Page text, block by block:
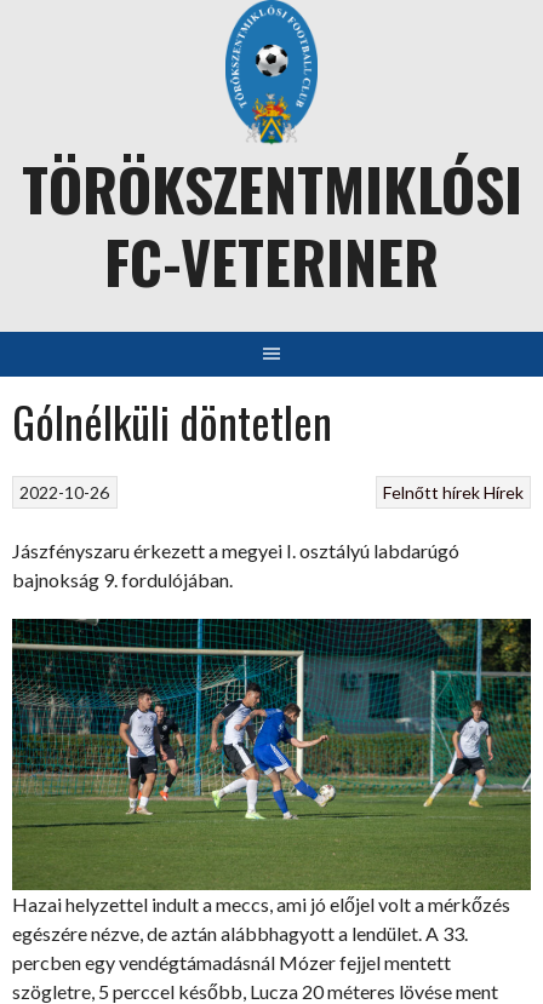
TÖRÖKSZENTMIKLÓSI
FC-VETERINER
Gólnélküli döntetlen
Felnőtt hírekHírek
2022-10-26
Jászfényszaru érkezett a megyei I. osztályú labdarúgó
bajnokság 9. fordulójában.
Hazai helyzettel indult a meccs, ami jó előjel volt a mérkőzés
egészére nézve, de aztán alábbhagyott a lendület. A 33.
percben egy vendégtámadásnál Mózer fejjel mentett
szögletre, 5 perccel később, Lucza 20 méteres lövése ment